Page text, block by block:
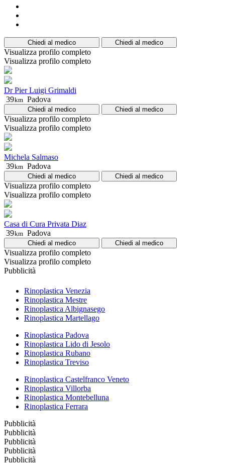
Chiedi al medico Chiedi al medico
Visualizza profilo completo
Visualizza profilo completo
Dr Pier Luigi Grimaldi
39km Padova
Chiedi al medico Chiedi al medico
Visualizza profilo completo
Visualizza profilo completo
Michela Salmaso
39km Padova
Chiedi al medico Chiedi al medico
Visualizza profilo completo
Visualizza profilo completo
Casa di Cura Privata Diaz
39km Padova
Chiedi al medico Chiedi al medico
Visualizza profilo completo
Visualizza profilo completo
Pubblicità
Rinoplastica Venezia
Rinoplastica Mestre
Rinoplastica Albignasego
Rinoplastica Martellago
Rinoplastica Padova
Rinoplastica Lido di Jesolo
Rinoplastica Rubano
Rinoplastica Treviso
Rinoplastica Castelfranco Veneto
Rinoplastica Villorba
Rinoplastica Montebelluna
Rinoplastica Ferrara
Pubblicità
Pubblicità
Pubblicità
Pubblicità
Pubblicità